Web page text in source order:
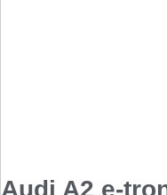
Audi A2 e-